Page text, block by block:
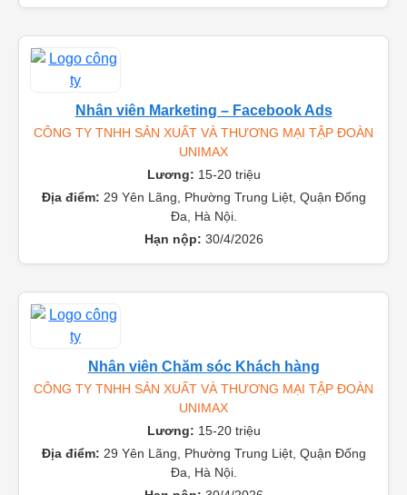
Hạn nộp:30/4/2026
Nhân viên Marketing – Facebook Ads
CÔNG TY TNHH SẢN XUẤT VÀ THƯƠNG MẠI TẬP ĐOÀN
UNIMAX
Lương:15-20 triệu
29 Yên Lãng, Phường Trung Liệt, Quận Đống
Đa, Hà Nội.
Hạn nộp:30/4/2026
Nhân viên Chăm sóc Khách hàng
CÔNG TY TNHH SẢN XUẤT VÀ THƯƠNG MẠI TẬP ĐOÀN
UNIMAX
Lương:15-20 triệu
29 Yên Lãng, Phường Trung Liệt, Quận Đống